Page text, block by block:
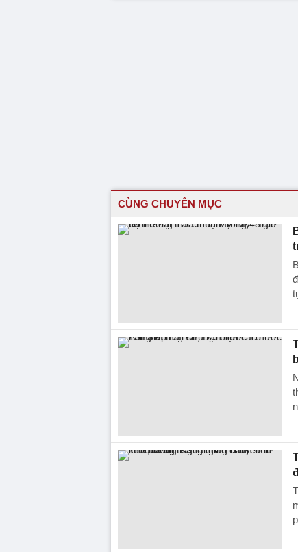
CÙNG CHUYÊN MỤC